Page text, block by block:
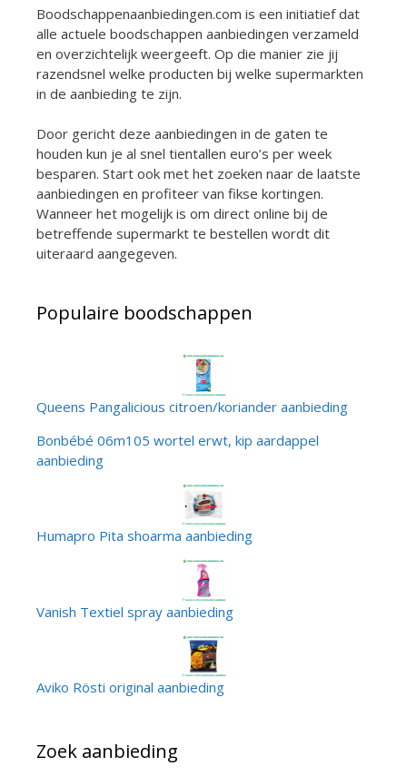
Boodschappenaanbiedingen.com is een initiatief dat
alle actuele boodschappen aanbiedingen verzameld
en overzichtelijk weergeeft. Op die manier zie jij
razendsnel welke producten bij welke supermarkten
in de aanbieding te zijn.
Door gericht deze aanbiedingen in de gaten te
houden kun je al snel tientallen euro’s per week
besparen. Start ook met het zoeken naar de laatste
aanbiedingen en profiteer van fikse kortingen.
Wanneer het mogelijk is om direct online bij de
betreffende supermarkt te bestellen wordt dit
uiteraard aangegeven.
Populaire boodschappen
Queens Pangalicious citroen/koriander aanbieding
Bonbébé 06m105 wortel erwt, kip aardappel
aanbieding
Humapro Pita shoarma aanbieding
Vanish Textiel spray aanbieding
Aviko Rösti original aanbieding
Zoek aanbieding